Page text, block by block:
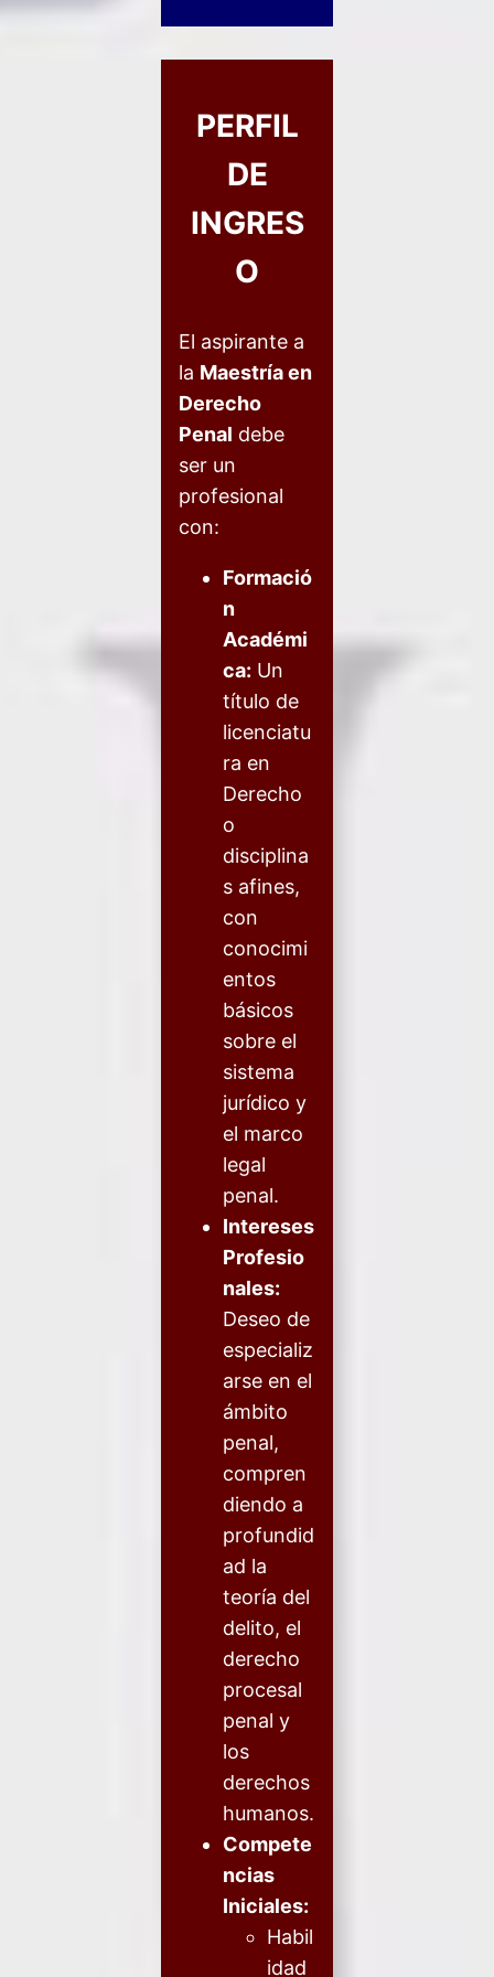
PERFIL
DE
INGRES
O
El aspirante a
la Maestría en
Derecho
Penal debe
ser un
profesional
con:
Formació
n
Académi
ca: Un
título de
licenciatu
ra en
Derecho
o
disciplina
s afines,
con
conocimi
entos
básicos
sobre el
sistema
jurídico y
el marco
legal
penal.
Intereses
Profesio
nales:
Deseo de
especializ
arse en el
ámbito
penal,
compren
diendo a
profundid
ad la
teoría del
delito, el
derecho
procesal
penal y
los
derechos
humanos.
Compete
ncias
Iniciales:
Habil
idad